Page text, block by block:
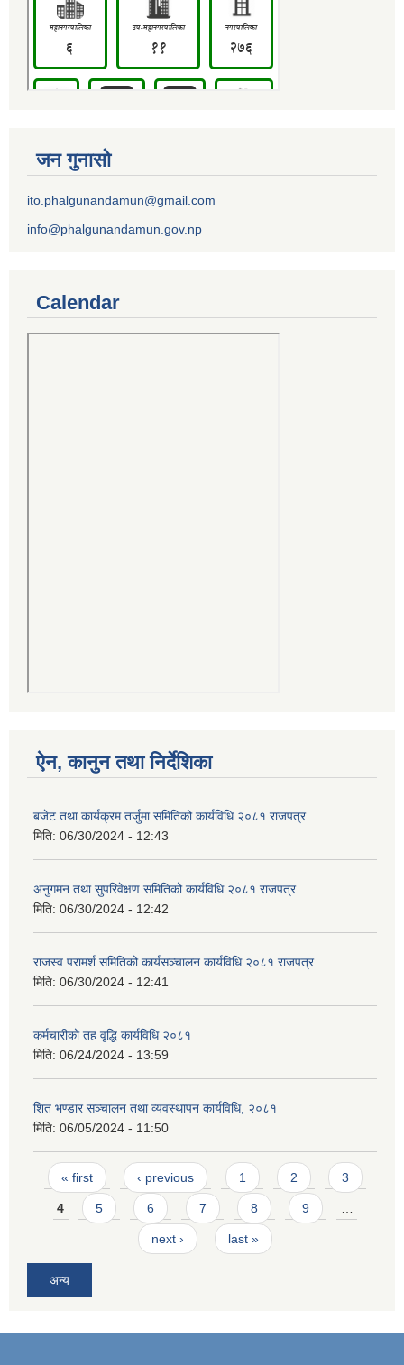
जन गुनासो
ito.phalgunandamun@gmail.com
info@phalgunandamun.gov.np
Calendar
ऐन, कानुन तथा निर्देशिका
बजेट तथा कार्यक्रम तर्जुमा समितिको कार्यविधि २०८१ राजपत्र
मिति: 06/30/2024 - 12:43
अनुगमन तथा सुपरिवेक्षण समितिको कार्यविधि २०८१ राजपत्र
मिति: 06/30/2024 - 12:42
राजस्व परामर्श समितिको कार्यसञ्चालन कार्यविधि २०८१ राजपत्र
मिति: 06/30/2024 - 12:41
कर्मचारीको तह वृद्धि कार्यविधि २०८१
मिति: 06/24/2024 - 13:59
शित भण्डार सञ्चालन तथा व्यवस्थापन कार्यविधि, २०८१
मिति: 06/05/2024 - 11:50
Pages
« first ‹ previous 1 2 3
4 5 6 7 8 9
next › last »
अन्य